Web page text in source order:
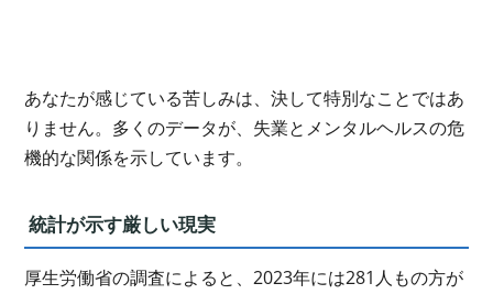
あなたが感じている苦しみは、決して特別なことではあ
りません。多くのデータが、失業とメンタルヘルスの危
機的な関係を示しています。
統計が示す厳しい現実
厚生労働省の調査によると、2023年には281人もの方が